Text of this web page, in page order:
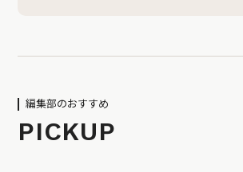
編集部のおすすめ
PICKUP